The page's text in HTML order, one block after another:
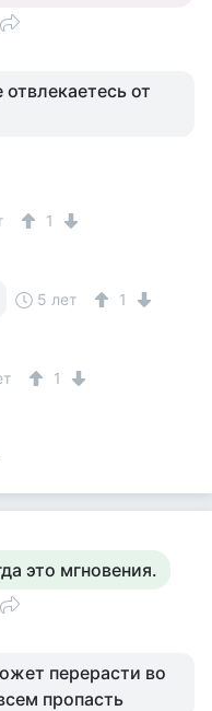
отвлекаетесь от
1
5 лет 1
1
это мгновения.
перерасти во
пропасть